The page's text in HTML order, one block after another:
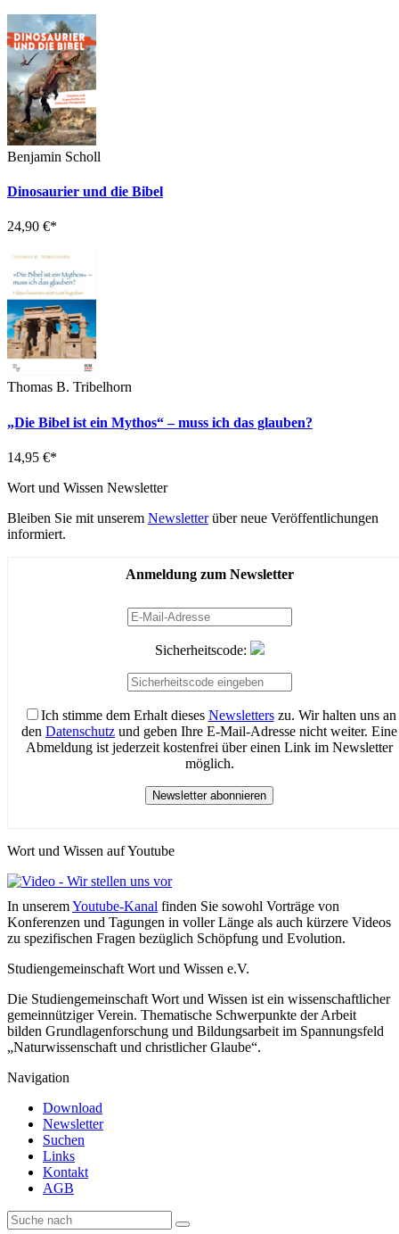
Benjamin Scholl
Dinosaurier und die Bibel
24,90 €*
Thomas B. Tribelhorn
„Die Bibel ist ein Mythos“ – muss ich das glauben?
14,95 €*
Wort und Wissen Newsletter
Bleiben Sie mit unserem Newsletterüber neue Veröffentlichungen
informiert.
Anmeldung zum Newsletter
Sicherheitscode:
Ich stimme dem Erhalt dieses Newsletterszu. Wir halten uns an
den Datenschutz und geben Ihre E-Mail-Adresse nicht weiter. Eine
Abmeldung ist jederzeit kostenfrei über einen Link im Newsletter
möglich.
Newsletter abonnieren
Wort und Wissen auf Youtube
In unseremYoutube-Kanal finden Sie sowohl Vorträge von
Konferenzen und Tagungen in voller Länge als auch kürzere Videos
zu spezifischen Fragen bezüglich Schöpfung und Evolution.
Studiengemeinschaft Wort und Wissen e.V.
Die Studiengemeinschaft Wort und Wissen ist ein wissenschaftlicher
gemeinnütziger Verein. Thematische Schwerpunkte der Arbeit
bilden Grundlagenforschung und Bildungsarbeit im Spannungsfeld
„Naturwissenschaft und christlicher Glaube“.
Navigation
Download
Newsletter
Suchen
Links
Kontakt
AGB